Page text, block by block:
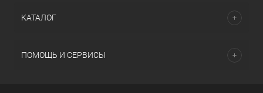
КАТАЛОГ
ПОМОЩЬ И СЕРВИСЫ